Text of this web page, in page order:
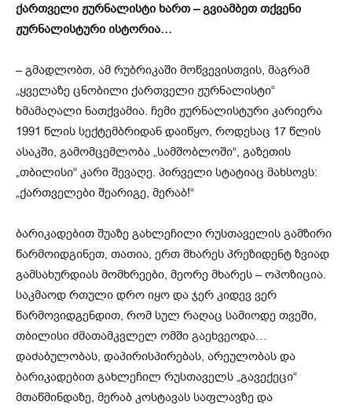
ქართველი ჟურნალისტი ხართ – გვიამბეთ თქვენი
ჟურნალისტური ისტორია…
– გმადლობთ, ამ რუბრიკაში მოწვევისთვის, მაგრამ
„ყველაზე ცნობილი ქართველი ჟურნალისტი“
ხმამაღალი ნათქვამია. ჩემი ჟურნალისტური კარიერა
1991 წლის სექტემბრიდან დაიწყო, როდესაც 17 წლის
ასაკში, გამომცემლობა „სამშობლოში“, გაზეთის
„თბილისი“ კარი შევაღე. პირველი სტატიაც მახსოვს:
„ქართველები შეარიგე, მერაბ!“
ბარიკადებით შუაზე გახლეჩილი რუსთაველის გამზირი
წარმოიდგინეთ, თათია, ერთ მხარეს პრეზიდენტ ზვიად
გამსახურდიას მომხრეები, მეორე მხარეს – ოპოზიცია.
საკმაოდ რთული დრო იყო და ჯერ კიდევ ვერ
წარმოვიდგენდით, რომ სულ რაღაც სამიოდე თვეში,
თბილისი ძმათამკვლელ ომში გაეხვეოდა…
დაძაბულობას, დაპირისპირებას, არეულობას და
ბარიკადებით გახლეჩილ რუსთაველს „გავექეცი“
მთაწმინდაზე, მერაბ კოსტავას საფლავზე და